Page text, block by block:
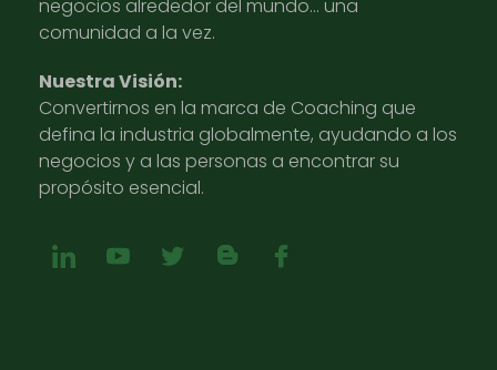
negocios alrededor del mundo… una
comunidad a la vez.
Nuestra Visión:
Convertirnos en la marca de Coaching que
defina la industria globalmente, ayudando a los
negocios y a las personas a encontrar su
propósito esencial.